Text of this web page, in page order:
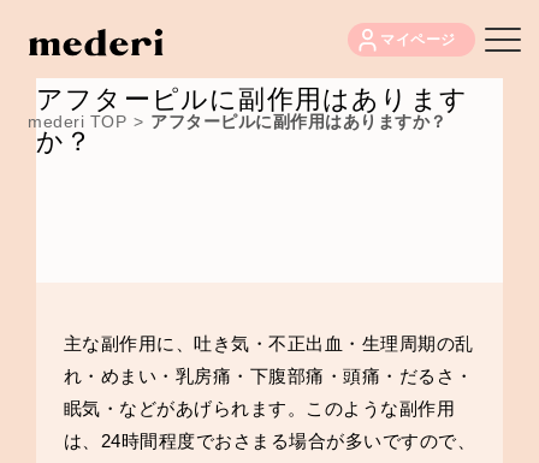
マイページ
mederi TOP > アフターピルに副作用はありますか？
アフターピルに副作用はあります
か？
主な副作用に、吐き気・不正出血・生理周期の乱
れ・めまい・乳房痛・下腹部痛・頭痛・だるさ・
眠気・などがあげられます。このような副作用
は、24時間程度でおさまる場合が多いですので、